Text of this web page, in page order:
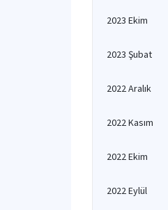
2023 Ekim
2023 Şubat
2022 Aralık
2022 Kasım
2022 Ekim
2022 Eylül